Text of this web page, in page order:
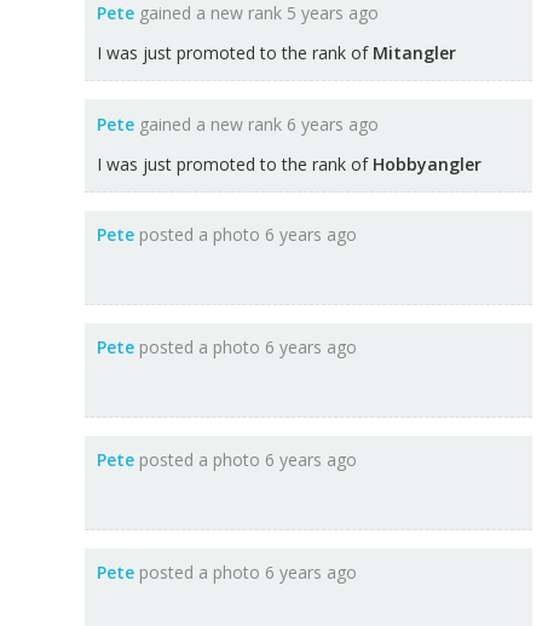
Petegained a new rank 5 years ago
I was just promoted to the rank of Mitangler
Petegained a new rank 6 years ago
I was just promoted to the rank of Hobbyangler
Peteposted a photo 6 years ago
Peteposted a photo 6 years ago
Peteposted a photo 6 years ago
Peteposted a photo 6 years ago